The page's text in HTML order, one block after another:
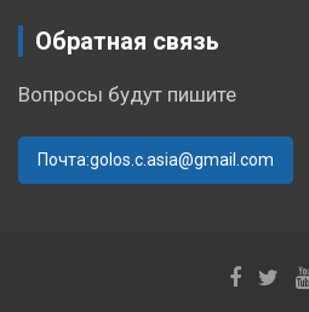
Обратная связь
Вопросы будут пишите
Почта:golos.c.asia@gmail.com